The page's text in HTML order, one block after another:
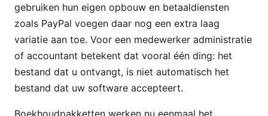
gebruiken hun eigen opbouw en betaaldiensten
zoals PayPal voegen daar nog een extra laag
variatie aan toe. Voor een medewerker administratie
of accountant betekent dat vooral één ding: het
bestand dat u ontvangt, is niet automatisch het
bestand dat uw software accepteert.
Boekhoudpakketten werken nu eenmaal het